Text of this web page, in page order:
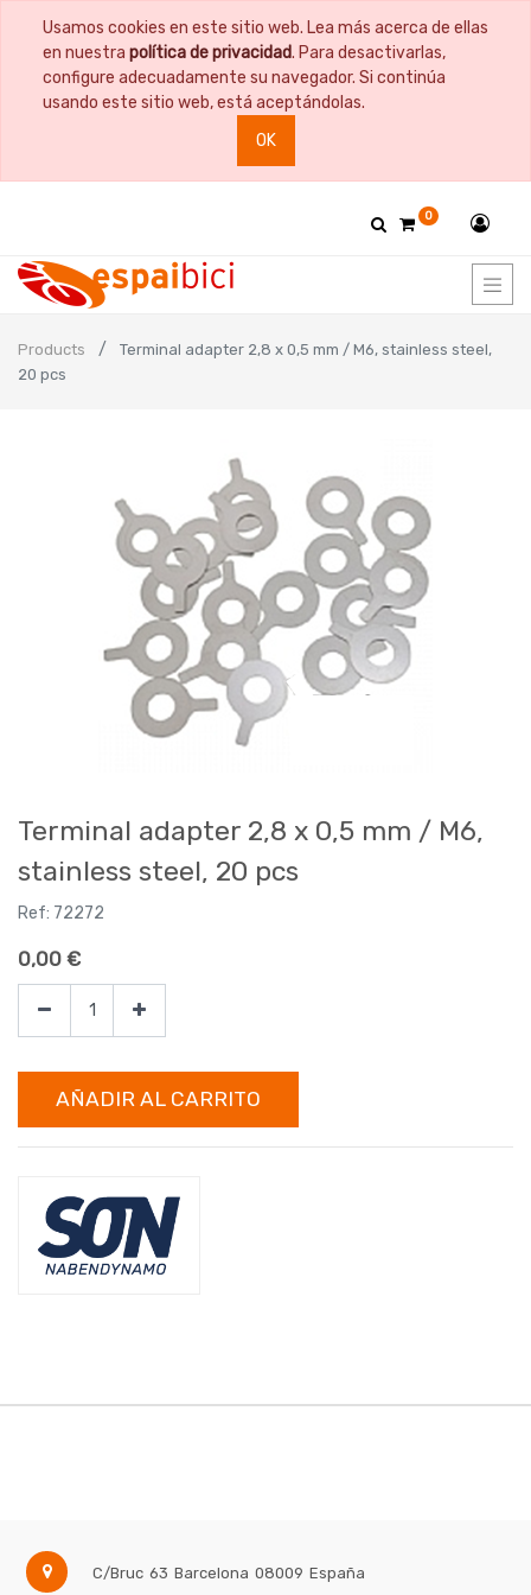
Usamos cookies en este sitio web. Lea más acerca de ellas
en nuestra política de privacidad. Para desactivarlas,
configure adecuadamente su navegador. Si continúa
usando este sitio web, está aceptándolas.
OK
0
Products
Terminal adapter 2,8 x 0,5 mm / M6, stainless steel,
20 pcs
Terminal adapter 2,8 x 0,5 mm / M6,
stainless steel, 20 pcs
Ref: 72272
0,00 €
AÑADIR AL CARRITO
C/Bruc 63 Barcelona 08009 España